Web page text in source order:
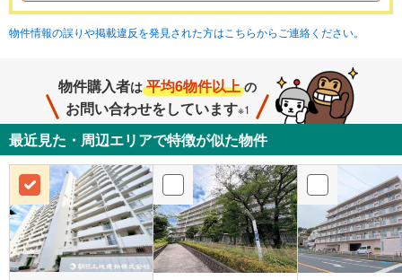
物件情報の誤りや掲載違反を発見された方はこちらからご連絡ください。
物件購入者は 平均6物件以上 の
お問い合わせをしています※1
最近見た・周辺エリアで特徴が似た物件